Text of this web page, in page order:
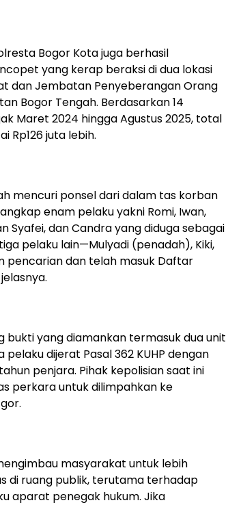
Bogor Kota juga berhasil
yang kerap beraksi di dua lokasi
dan Jembatan Penyeberangan Orang
Bogor Tengah. Berdasarkan 14
Maret 2024 hingga Agustus 2025, total
Rp126 juta lebih.
mencuri ponsel dari dalam tas korban
enam pelaku yakni Romi, Iwan,
Syafei, dan Candra yang diduga sebagai
pelaku lain—Mulyadi (penadah), Kiki,
pencarian dan telah masuk Daftar
bukti yang diamankan termasuk dua unit
pelaku dijerat Pasal 362 KUHP dengan
penjara. Pihak kepolisian saat ini
perkara untuk dilimpahkan ke
masyarakat untuk lebih
di ruang publik, terutama terhadap
aparat penegak hukum. Jika